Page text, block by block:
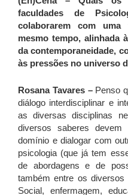
faculdades de
colaborarem com uma
mesmo tempo, alinhada
da contemporaneidade,
às pressões no universo
Rosana Tavares –Penso
diálogo interdisciplinar e
as diversas disciplinas
diversos saberes
domínio e dialogar com
psicologia (que já tem
de abordagens e de
também entre os
Social, enfermagem,